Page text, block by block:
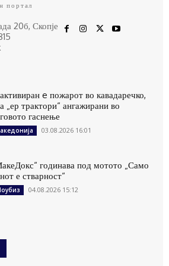
портал
20б, Скопје
e пожарот во кавадаречко,
„ер трактори“ ангажирани во
гаснење
03.08.2026 16:01
годинава под мотото „Само
е стварност“
04.08.2026 15:12